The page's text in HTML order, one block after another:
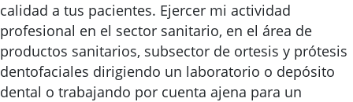
calidad a tus pacientes. Ejercer mi actividad
profesional en el sector sanitario, en el área de
productos sanitarios, subsector de ortesis y prótesis
dentofaciales dirigiendo un laboratorio o depósito
dental o trabajando por cuenta ajena para un